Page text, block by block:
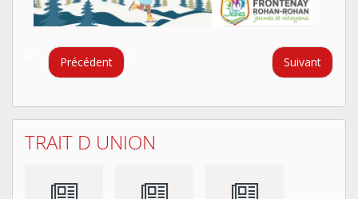
Précédent Suivant
TRAIT D UNION